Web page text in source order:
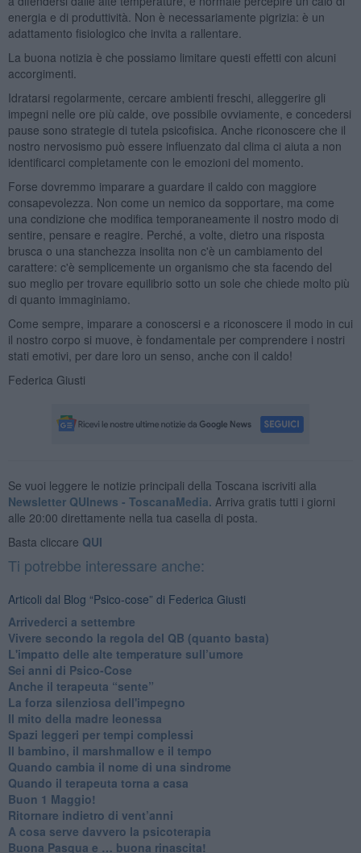
energia e di produttività. Non è necessariamente pigrizia: è un
adattamento fisiologico che invita a rallentare.
La buona notizia è che possiamo limitare questi effetti con alcuni
accorgimenti.
Idratarsi regolarmente, cercare ambienti freschi, alleggerire gli
impegni nelle ore più calde, ove possibile ovviamente, e concedersi
pause sono strategie di tutela psicofisica. Anche riconoscere che il
nostro nervosismo può essere influenzato dal clima ci aiuta a non
identificarci completamente con le emozioni del momento.
Forse dovremmo imparare a guardare il caldo con maggiore
consapevolezza. Non come un nemico da sopportare, ma come
una condizione che modifica temporaneamente il nostro modo di
sentire, pensare e reagire. Perché, a volte, dietro una risposta
brusca o una stanchezza insolita non c'è un cambiamento del
carattere: c'è semplicemente un organismo che sta facendo del
suo meglio per trovare equilibrio sotto un sole che chiede molto più
di quanto immaginiamo.
Come sempre, imparare a conoscersi e a riconoscere il modo in cui
il nostro corpo si muove, è fondamentale per comprendere i nostri
stati emotivi, per dare loro un senso, anche con il caldo!
Federica Giusti
Se vuoi leggere le notizie principali della Toscana iscriviti alla
Newsletter QUInews - ToscanaMedia. Arriva gratis tutti i giorni
alle 20:00 direttamente nella tua casella di posta.
Basta cliccare QUI
Ti potrebbe interessare anche:
Articoli dal Blog “Psico-cose” di Federica Giusti
​Arrivederci a settembre
​Vivere secondo la regola del QB (quanto basta)
​L'impatto delle alte temperature sull’umore
Sei anni di Psico-Cose
​Anche il terapeuta “sente”
​La forza silenziosa dell'impegno
​Il mito della madre leonessa
Spazi leggeri per tempi complessi
Il bambino, il marshmallow e il tempo
​Quando cambia il nome di una sindrome
​Quando il terapeuta torna a casa
​Buon 1 Maggio!
Ritornare indietro di vent’anni
​A cosa serve davvero la psicoterapia
​Buona Pasqua e … buona rinascita!